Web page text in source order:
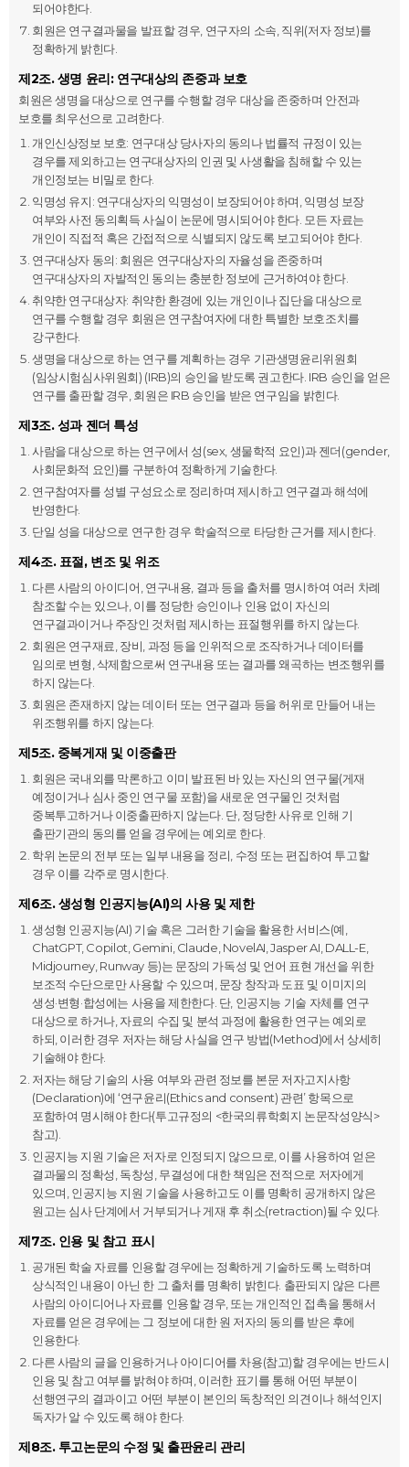
되어야한다.
회원은 연구결과물을 발표할 경우, 연구자의 소속, 직위(저자 정보)를
정확하게 밝힌다.
제2조. 생명 윤리: 연구대상의 존중과 보호
회원은 생명을 대상으로 연구를 수행할 경우 대상을 존중하며 안전과
보호를 최우선으로 고려한다.
개인신상정보 보호: 연구대상 당사자의 동의나 법률적 규정이 있는
경우를 제외하고는 연구대상자의 인권 및 사생활을 침해할 수 있는
개인정보는 비밀로 한다.
익명성 유지: 연구대상자의 익명성이 보장되어야 하며, 익명성 보장
여부와 사전 동의획득 사실이 논문에 명시되어야 한다. 모든 자료는
개인이 직접적 혹은 간접적으로 식별되지 않도록 보고되어야 한다.
연구대상자 동의: 회원은 연구대상자의 자율성을 존중하며
연구대상자의 자발적인 동의는 충분한 정보에 근거하여야 한다.
취약한 연구대상자: 취약한 환경에 있는 개인이나 집단을 대상으로
연구를 수행할 경우 회원은 연구참여자에 대한 특별한 보호조치를
강구한다.
생명을 대상으로 하는 연구를 계획하는 경우 기관생명윤리위원회
(임상시험심사위원회) (IRB)의 승인을 받도록 권고한다. IRB 승인을 얻은
연구를 출판할 경우, 회원은 IRB 승인을 받은 연구임을 밝힌다.
제3조. 성과 젠더 특성
사람을 대상으로 하는 연구에서 성(sex, 생물학적 요인)과 젠더(gender,
사회문화적 요인)를 구분하여 정확하게 기술한다.
연구참여자를 성별 구성요소로 정리하며 제시하고 연구결과 해석에
반영한다.
단일 성을 대상으로 연구한 경우 학술적으로 타당한 근거를 제시한다.
제4조. 표절, 변조 및 위조
다른 사람의 아이디어, 연구내용, 결과 등을 출처를 명시하여 여러 차례
참조할 수는 있으나, 이를 정당한 승인이나 인용 없이 자신의
연구결과이거나 주장인 것처럼 제시하는 표절행위를 하지 않는다.
회원은 연구재료, 장비, 과정 등을 인위적으로 조작하거나 데이터를
임의로 변형, 삭제함으로써 연구내용 또는 결과를 왜곡하는 변조행위를
하지 않는다.
회원은 존재하지 않는 데이터 또는 연구결과 등을 허위로 만들어 내는
위조행위를 하지 않는다.
제5조. 중복게재 및 이중출판
회원은 국내외를 막론하고 이미 발표된 바 있는 자신의 연구물(게재
예정이거나 심사 중인 연구물 포함)을 새로운 연구물인 것처럼
중복투고하거나 이중출판하지 않는다. 단, 정당한 사유로 인해 기
출판기관의 동의를 얻을 경우에는 예외로 한다.
학위 논문의 전부 또는 일부 내용을 정리, 수정 또는 편집하여 투고할
경우 이를 각주로 명시한다.
제6조. 생성형 인공지능(AI)의 사용 및 제한
생성형 인공지능(AI) 기술 혹은 그러한 기술을 활용한 서비스(예,
ChatGPT, Copilot, Gemini, Claude, NovelAI, Jasper AI, DALL-E,
Midjourney, Runway 등)는 문장의 가독성 및 언어 표현 개선을 위한
보조적 수단으로만 사용할 수 있으며, 문장 창작과 도표 및 이미지의
생성·변형·합성에는 사용을 제한한다. 단, 인공지능 기술 자체를 연구
대상으로 하거나, 자료의 수집 및 분석 과정에 활용한 연구는 예외로
하되, 이러한 경우 저자는 해당 사실을 연구 방법(Method)에서 상세히
기술해야 한다.
저자는 해당 기술의 사용 여부와 관련 정보를 본문 저자고지사항
(Declaration)에 ‘연구윤리(Ethics and consent) 관련’ 항목으로
포함하여 명시해야 한다(투고규정의 <한국의류학회지 논문작성양식>
참고).
인공지능 지원 기술은 저자로 인정되지 않으므로, 이를 사용하여 얻은
결과물의 정확성, 독창성, 무결성에 대한 책임은 전적으로 저자에게
있으며, 인공지능 지원 기술을 사용하고도 이를 명확히 공개하지 않은
원고는 심사 단계에서 거부되거나 게재 후 취소(retraction)될 수 있다.
제7조. 인용 및 참고 표시
공개된 학술 자료를 인용할 경우에는 정확하게 기술하도록 노력하며
상식적인 내용이 아닌 한 그 출처를 명확히 밝힌다. 출판되지 않은 다른
사람의 아이디어나 자료를 인용할 경우, 또는 개인적인 접촉을 통해서
자료를 얻은 경우에는 그 정보에 대한 원 저자의 동의를 받은 후에
인용한다.
다른 사람의 글을 인용하거나 아이디어를 차용(참고)할 경우에는 반드시
인용 및 참고 여부를 밝혀야 하며, 이러한 표기를 통해 어떤 부분이
선행연구의 결과이고 어떤 부분이 본인의 독창적인 의견이나 해석인지
독자가 알 수 있도록 해야 한다.
제8조. 투고논문의 수정 및 출판윤리 관리